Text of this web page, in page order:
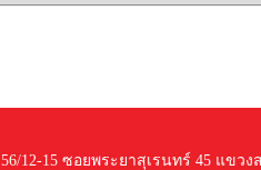
56/12-15 ซอยพระยาสุเรนทร์ 45 แขวง